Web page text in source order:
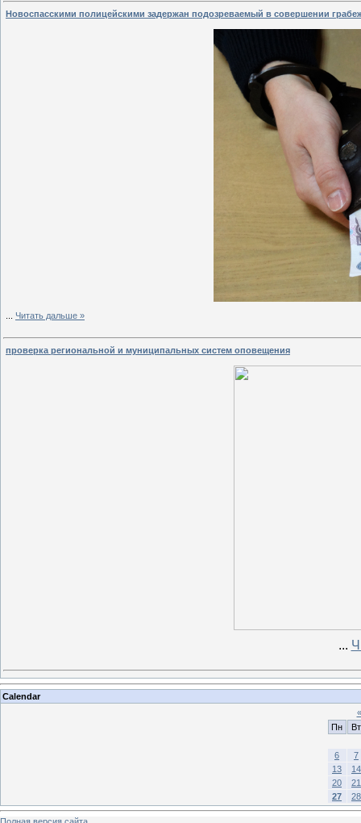
Новоспасскими полицейскими задержан подозреваемый в совершении
Читать дальше »
проверка региональной и муниципальных систем оповещения
...
Calendar
«
Пн
Вт
6
7
13
14
20
21
27
28
Полная версия сайта